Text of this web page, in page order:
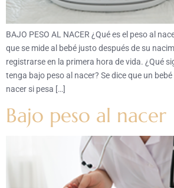
BAJO PESO AL NACER ¿Qué es el peso al
que se mide al bebé justo después de su
registrarse en la primera hora de vida. ¿Qué
tenga bajo peso al nacer? Se dice que un
nacer si pesa […]
Bajo peso al nacer